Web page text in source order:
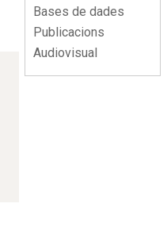
Bases de dades
Publicacions
Audiovisual